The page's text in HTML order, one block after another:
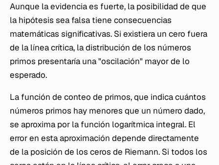
Aunque la evidencia es fuerte, la posibilidad de que
la hipótesis sea falsa tiene consecuencias
matemáticas significativas. Si existiera un cero fuera
de la línea crítica, la distribución de los números
primos presentaría una "oscilación" mayor de lo
esperado.
La función de conteo de primos, que indica cuántos
números primos hay menores que un número dado,
se aproxima por la función logarítmica integral. El
error en esta aproximación depende directamente
de la posición de los ceros de Riemann. Si todos los